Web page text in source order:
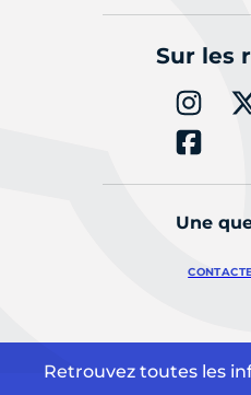
Sur les
Une
Retrouvez toutes les